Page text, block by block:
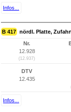
Infos...
B 417 nördl. Platte,
Nr.
12.928
(12.937)
DTV
12.435
Infos...